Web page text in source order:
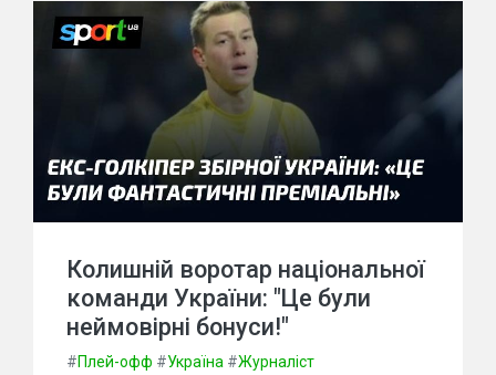
Колишній воротар національної
команди України: "Це були
неймовірні бонуси!"
#Плей-офф #Україна #Журналіст